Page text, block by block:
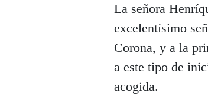
La señora
excelentísimo
Corona, y a la
a este tipo de
acogida.